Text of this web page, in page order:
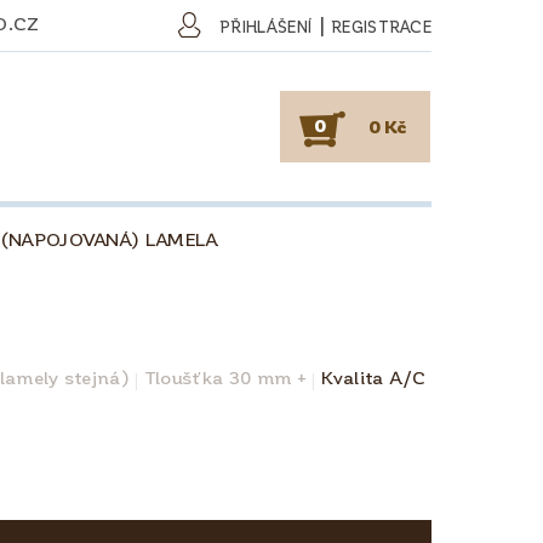
PŘIHLÁŠENÍ | REGISTRACE
0 0 Kč
LAMELA
stejná) Tloušťka 30 mm + Kvalita A/C